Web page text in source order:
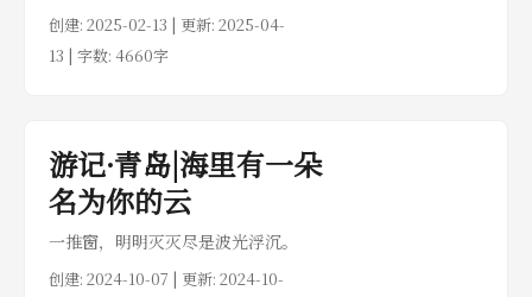
创建: 2025-02-13 | 更新: 2025-04-
13 | 字数: 4660字
游记·青岛|海里有一朵
名为你的云
一推窗，明明灭灭尽是波光浮沉。
创建: 2024-10-07 | 更新: 2024-10-